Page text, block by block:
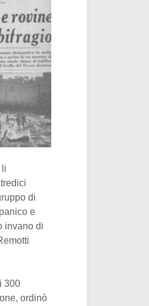
li
di
e
invano di
300
ordinò